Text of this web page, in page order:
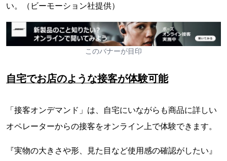
い。（ビーモーション社提供）
このバナーが目印
自宅でお店のような接客が体験可能
「接客オンデマンド」は、自宅にいながらも商品に詳しい
オペレーターからの接客をオンライン上で体験できます。
『実物の大きさや形、見た目など使用感の確認がしたい』